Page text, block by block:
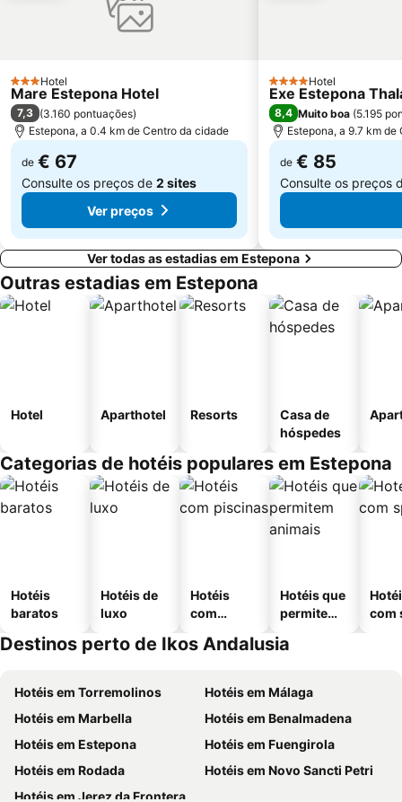
Port of Gibraltar
Casas-cueva
Atalaya Golf & Country Club
Casablanca
El Faro
Port of Bajadilla
3 Estrelas
Hotel
Mare Estepona Hotel
7,3 (3.160 pontuações)
Estepona, a 0.4 km de Centro da cidade
de € 67
Consulte os preços de 2 sites
Ver preços
4 Estrelas
Hotel
Exe Estepona
8,4 Muito boa (5.195
Estepona, a 9.7 km
de € 85
Consulte os preços
Ver todas as estadias em Estepona
Outras estadias em Estepona
Hotel Aparthotel Resorts
Casa de
hóspedes
Categorias de hotéis populares em Estepona
Hotéis
baratos
Hotéis de
luxo
Hotéis
com
Hotéis que
permitem
com
Destinos perto de Ikos Andalusia
Hotéis em Torremolinos
Hotéis em Málaga
Hotéis em Marbella
Hotéis em Benalmadena
Hotéis em Estepona
Hotéis em Fuengirola
Hotéis em Rodada
Hotéis em Novo Sancti Petri
Hotéis em Jerez da Frontera